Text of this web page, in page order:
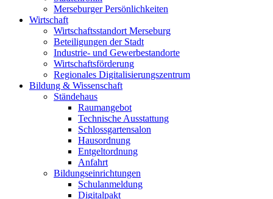
Merseburger Persönlichkeiten
Wirtschaft
Wirtschaftsstandort Merseburg
Beteiligungen der Stadt
Industrie- und Gewerbestandorte
Wirtschaftsförderung
Regionales Digitalisierungszentrum
Bildung & Wissenschaft
Ständehaus
Raumangebot
Technische Ausstattung
Schlossgartensalon
Hausordnung
Entgeltordnung
Anfahrt
Bildungseinrichtungen
Schulanmeldung
Digitalpakt